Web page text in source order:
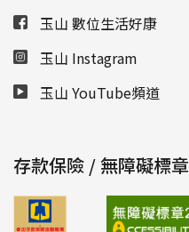
玉山 數位生活好康
玉山 Instagram
玉山 YouTube頻道
存款保險 / 無障礙標章